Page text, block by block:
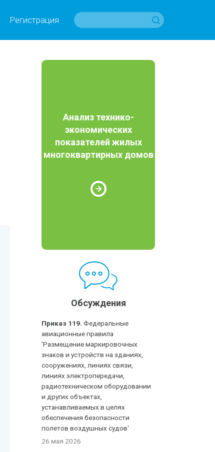
Регистрация
Анализ технико-
экономических
показателей жилых
многоквартирных домов
Обсуждения
Приказ 119. Федеральные
авиационные правила
'Размещение маркировочных
знаков и устройств на зданиях,
сооружениях, линиях связи,
линиях электропередачи,
радиотехническом оборудовании
и других объектах,
устанавливаемых в целях
обеспечения безопасности
полетов воздушных судов'
26 мая 2026